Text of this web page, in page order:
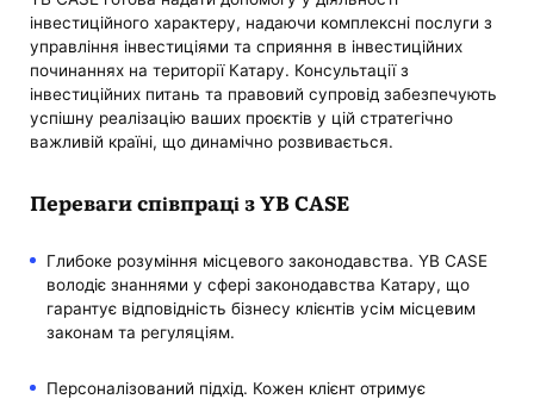
інвестиційного характеру, надаючи комплексні послуги з
управління інвестиціями та сприяння в інвестиційних
починаннях на території Катару. Консультації з
інвестиційних питань та правовий супровід забезпечують
успішну реалізацію ваших проєктів у цій стратегічно
важливій країні, що динамічно розвивається.
Переваги співпраці з YB CASE
Глибоке розуміння місцевого законодавства. YB CASE
володіє знаннями у сфері законодавства Катару, що
гарантує відповідність бізнесу клієнтів усім місцевим
законам та регуляціям.
Персоналізований підхід. Кожен клієнт отримує